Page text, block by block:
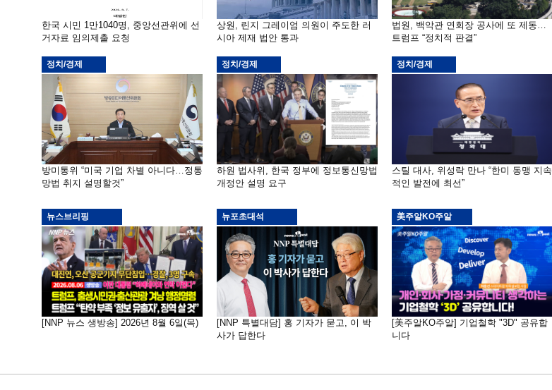
한국 시민 1만1040명, 중앙선관위에 선
거자료 임의제출 요청
상원, 린지 그레이엄 의원이 주도한 러
시아 제재 법안 통과
법원, 백악관 연회장 공사에 또 제동…
트럼프 “정치적 판결”
정치/경제
방미통위 “미국 기업 차별 아니다…정통
망법 취지 설명할것”
정치/경제
하원 법사위, 한국 정부에 정보통신망법
개정안 설명 요구
정치/경제
스틸 대사, 위성락 만나 “한미 동맹 지속
적인 발전에 최선”
뉴스브리핑
[NNP 뉴스 생방송] 2026년 8월 6일(목)
뉴포초대석
[NNP 특별대담] 홍 기자가 묻고, 이 박
사가 답한다
美주알KO주알
[美주알KO주알] 기업철학 "3D" 공유합
니다